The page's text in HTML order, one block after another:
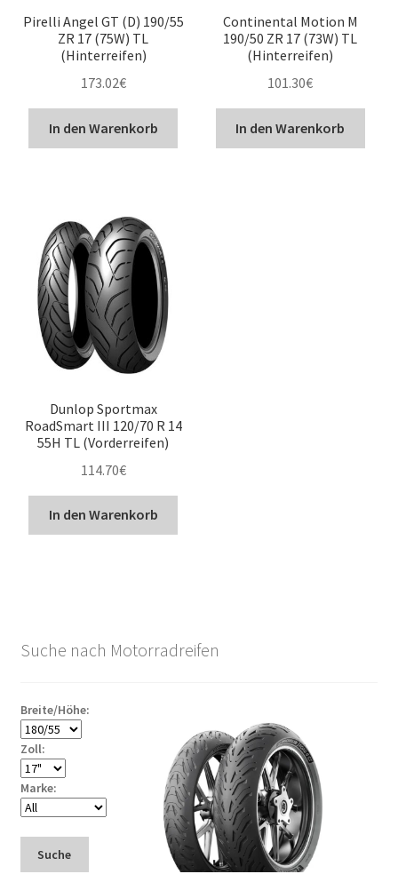
Pirelli Angel GT (D) 190/55
ZR 17 (75W) TL
(Hinterreifen)
173.02€
In den Warenkorb
Continental Motion M
190/50 ZR 17 (73W) TL
(Hinterreifen)
101.30€
In den Warenkorb
Dunlop Sportmax
RoadSmart III 120/70 R 14
55H TL (Vorderreifen)
114.70€
In den Warenkorb
Suche nach Motorradreifen
Breite/Höhe:
Zoll:
Marke:
Suche